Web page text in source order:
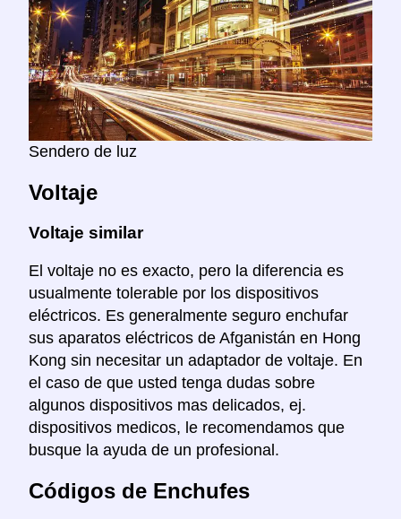
Sendero de luz
Voltaje
Voltaje similar
El voltaje no es exacto, pero la diferencia es
usualmente tolerable por los dispositivos
eléctricos. Es generalmente seguro enchufar
sus aparatos eléctricos de Afganistán en Hong
Kong sin necesitar un adaptador de voltaje. En
el caso de que usted tenga dudas sobre
algunos dispositivos mas delicados, ej.
dispositivos medicos, le recomendamos que
busque la ayuda de un profesional.
Códigos de Enchufes